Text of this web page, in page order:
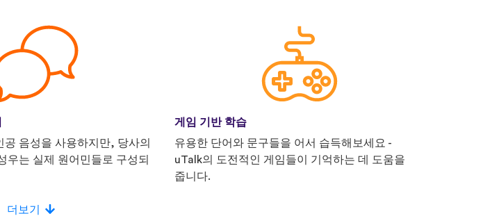
공 음성을 사용하지만, 당사의
우는 실제 원어민들로 구성되
게임 기반 학습
유용한 단어와 문구들을 어서 습득해보세요 -
uTalk의 도전적인 게임들이 기억하는 데 도움을
줍니다.
더보기